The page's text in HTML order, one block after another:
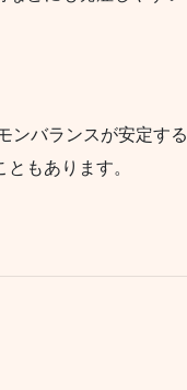
ンバランスが安定する
もあります。